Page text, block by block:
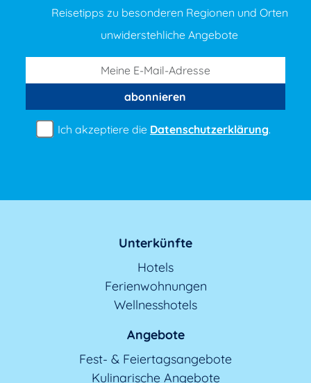
Reisetipps zu besonderen Regionen und Orten
unwiderstehliche Angebote
abonnieren
Ich akzeptiere die Datenschutzerklärung.
Unterkünfte
Hotels
Ferienwohnungen
Wellnesshotels
Angebote
Fest- & Feiertagsangebote
Kulinarische Angebote